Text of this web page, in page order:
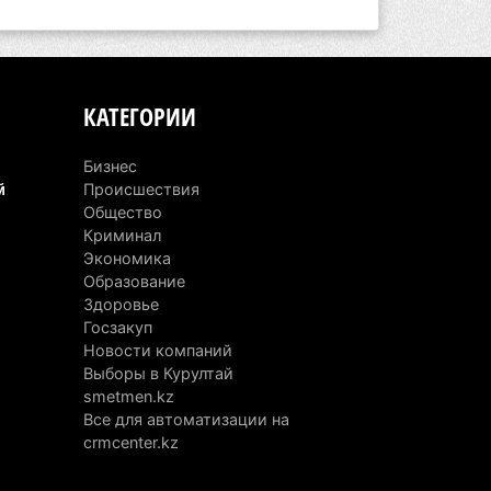
в Алматинской области, судят
год после трагедии
катеров для Formula-1 H2O
академию пилотов
2026 г. 08:29
City Authority назначили нового
по коммуникациям
2026 г. 20:22
«Әділет» предложила превратить
в центры технологий и
рабочих мест
2026 г. 15:11
КАТЕГОРИИ
Бизнес
Происшествия
Общество
Криминал
Экономика
Образование
Здоровье
Госзакуп
Новости компаний
Выборы в Курултай
smetmen.kz
Все для автоматизации на
crmcenter.kz